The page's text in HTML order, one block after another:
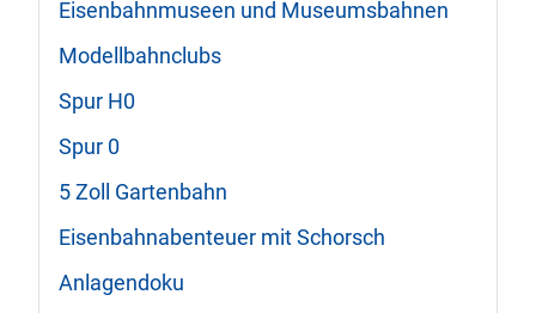
Eisenbahnmuseen und Museumsbahnen
Modellbahnclubs
Spur H0
Spur 0
5 Zoll Gartenbahn
Eisenbahnabenteuer mit Schorsch
Anlagendoku